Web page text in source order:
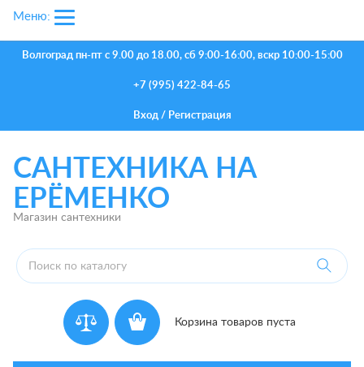
Волгоград пн-пт с 9.00 до 18.00, сб 9:00-16:00, вскр 10:00-15:00
+7 (995) 422-84-65
Вход/ Регистрация
САНТЕХНИКА НА
ЕРЁМЕНКО
Магазин сантехники
Корзина товаров пуста
Меню: